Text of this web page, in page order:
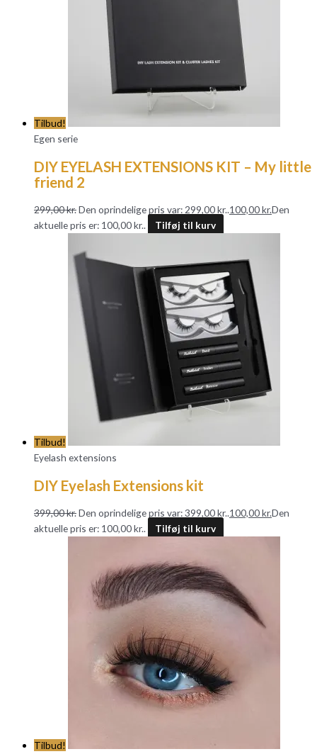
Tilbud!
Egen serie
DIY EYELASH EXTENSIONS KIT – My little
friend 2
299,00kr.Den oprindelige pris var: 299,00 kr..100,00kr.Den
aktuelle pris er: 100,00 kr..
Tilføj til kurv
Tilbud!
Eyelash extensions
DIY Eyelash Extensions kit
399,00kr.Den oprindelige pris var: 399,00 kr..100,00kr.Den
aktuelle pris er: 100,00 kr..
Tilføj til kurv
Tilbud!